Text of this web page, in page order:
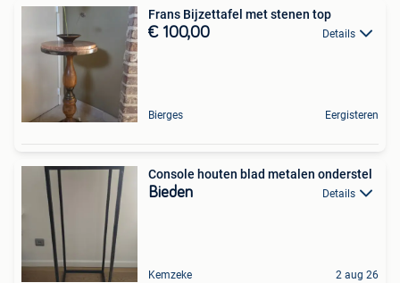
Frans Bijzettafel met stenen top
€ 100,00 Details
Bierges Eergisteren
Console houten blad metalen onderstel
Bieden Details
Kemzeke 2 aug 26